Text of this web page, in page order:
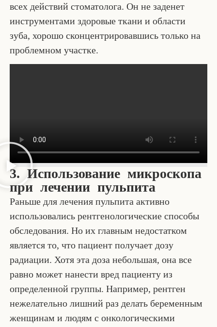
всех действий стоматолога. Он не заденет
инструментами здоровые ткани и области
зуба, хорошо сконцентрировавшись только на
проблемном участке.
3. Использование микроскопа
при лечении пульпита
Раньше для лечения пульпита активно
использовались рентгенологические способы
обследования. Но их главным недостатком
является то, что пациент получает дозу
радиации. Хотя эта доза небольшая, она все
равно может нанести вред пациенту из
определенной группы. Например, рентген
нежелательно лишний раз делать беременным
женщинам и людям с онкологическими